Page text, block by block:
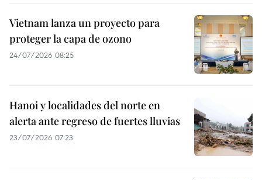
Vietnam lanza un proyecto para
proteger la capa de ozono
24/07/2026 08:25
Hanoi y localidades del norte en
alerta ante regreso de fuertes lluvias
23/07/2026 07:23